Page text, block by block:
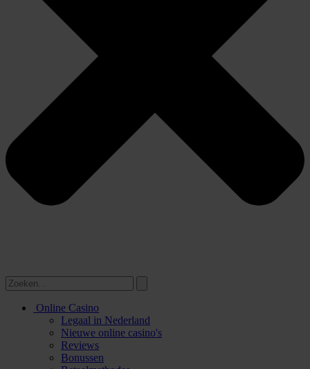
Online Casino
Legaal in Nederland
Nieuwe online casino's
Reviews
Bonussen